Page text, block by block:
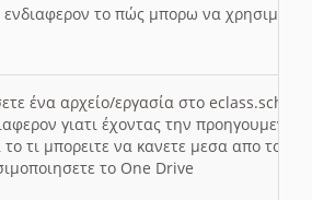
το πώς μπορω να
ένα αρχείο/εργασία στο eclass.sch.gr
γιατι έχοντας την
το τι μπορειτε να κανετε μεσα απο το
το One Drive